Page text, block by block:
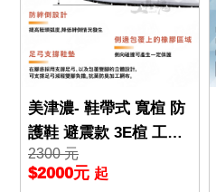
美津濃- 鞋帶式 寬楦 防
護鞋 避震款 3E楦 工作
鞋 F1GA213345
2300 元
$2000元 起